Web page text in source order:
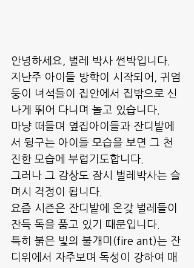
안녕하세요, 벌레 박사 썬박입니다.
지난주 아이들 방학이 시작되어, 귀염
둥이 녀석들이 집안에서 집밖으로 신
나게 뛰어 다니며 놀고 있습니다.
마냥 떠들며 옆집아이들과 잔디밭에
서 뒹구는 아이들 모습을 보면 그 천
진한 모습에 부럽기도합니다.
그러나 그 감상도 잠시 벌레박사는 슬
며시 걱정이 됩니다.
요즘 시즌은 잔디밭에 온갖 벌레들이
잔득 독을 품고 있기 때문입니다.
특히 붉은 빛의 불개미(fire ant)는 잔
디위에서 자주보며 독성이 강하여 매